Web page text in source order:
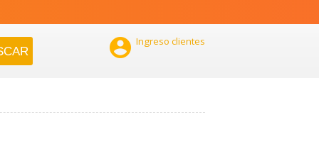
 Ingreso clientes